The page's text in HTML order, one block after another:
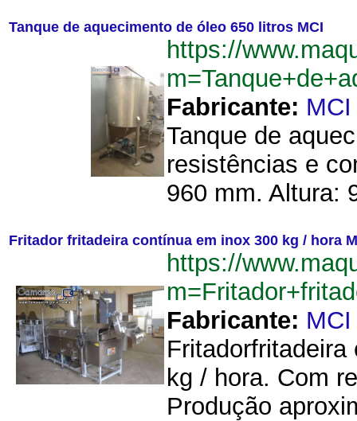
Tanque de aquecimento de óleo 650 litros MCI
https://
Fabricante: MCI
Tanque de
resistências e
960 mm. Altura:
Fritador fritadeira contínua em inox 300 kg / hora
https://
Fabricante: MCI
kg / hora. Com
Produção